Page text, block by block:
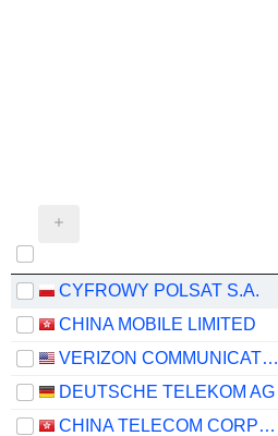
CYFROWY POLSAT S.A.
CHINA MOBILE LIMITED
VERIZON COMMUNICATIONS, INC.
DEUTSCHE TELEKOM AG
CHINA TELECOM CORPORATION LIMITED